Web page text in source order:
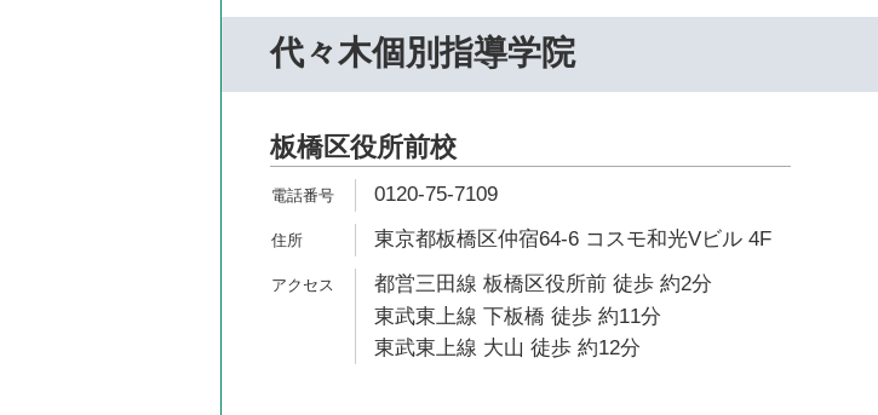
代々木個別指導学院
板橋区役所前校
0120-75-7109
東京都板橋区仲宿64-6 コスモ和光Vビル 4F
都営三田線 板橋区役所前 徒歩 約2分
東武東上線 下板橋 徒歩 約11分
東武東上線 大山 徒歩 約12分